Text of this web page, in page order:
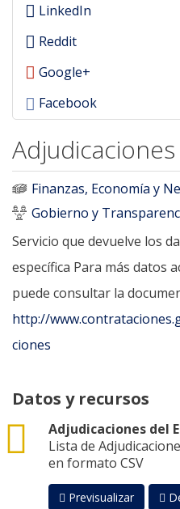
LinkedIn
Reddit
Google+
Facebook
Finanzas, Economía y
Gobierno y
Servicio que devuelve los
específica Para más datos
puede consultar la
http://
ciones
Datos y recursos
Adjudicaciones del
csv
Lista de
en formato CSV
Previsualizar